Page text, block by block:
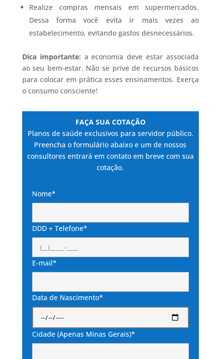
Realize compras mensais em supermercados.
Dessa forma você evita ir mais vezes ao
estabelecimento, evitando gastos desnecessários.
Dica importante: a economia deve estar associada
ao seu bem-estar. Não se prive de recursos básicos
para colocar em prática esses ensinamentos. Exerça
o consumo consciente!
FAÇA SUA COTAÇÃO
Planos de saúde exclusivos para servidor público.
Preencha o formulário abaixo e um de nossos
consultores entrará em contato em breve com sua
cotação.
Nome*
DDD + Telefone*
E-mail*
Data de Nascimento*
Cidade (Apenas Minas Gerais)*